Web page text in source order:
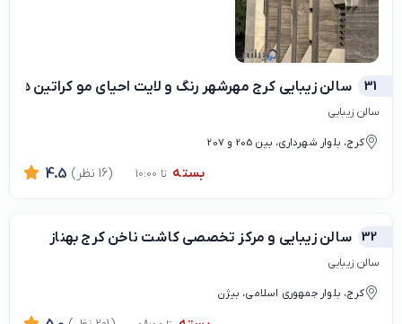
31 سالن زیبایی کرج مهرشهر رنگ و لایت احیای مو کراتین
سالن زیبایی
کرج، بلوار شهرداری، بین 205 و 207
بسته تا 10:00 4.5 (16 نظر)
32 سالن زیبایی و مرکز تخصصی کاشت ناخن کرج بهناز
سالن زیبایی
کرج، بلوار جمهوری اسلامی، بیژن